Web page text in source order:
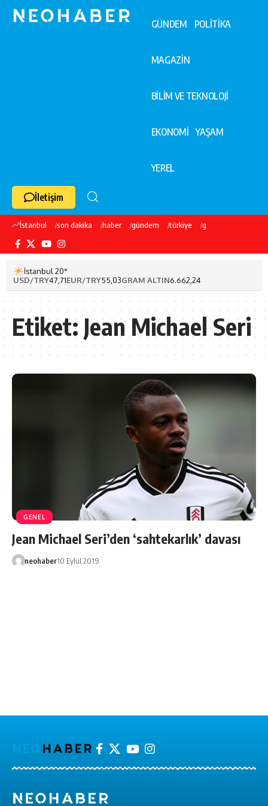
GÜNDEM POLİTİKA
MAGAZİN
BİLİM VE TEKNOLOJİ
EKONOMİ YAŞAM
YEREL
İletişim
İstanbul son dakika haber gündem türkiye galatasaray
İstanbul 20°
USD/TRY47,71EUR/TRY55,03GRAM ALTIN6.662,24
Etiket: Jean Michael Seri
GENEL
Jean Michael Seri’den ‘sahtekarlık’ davası
neohaber10 Eylül 2019